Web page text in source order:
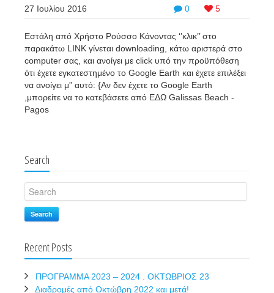
0 5
27 Ιουλίου 2016
Εστάλη από Χρήστο Ρούσσο Κάνοντας ‘’κλικ’’ στο
παρακάτω LINK γίνεται downloading, κάτω αριστερά στο
computer σας, και ανοίγει με click υπό την προϋπόθεση
ότι έχετε εγκατεστημένο το Google Earth και έχετε επιλέξει
να ανοίγει μ” αυτό: {Αν δεν έχετε το Google Earth
,μπορείτε να το κατεβάσετε από ΕΔΩ Galissas Beach -
Pagos
Search
Search
Recent Posts
ΠΡΟΓΡΑΜΜΑ 2023 – 2024 . ΟΚΤΩΒΡΙΟΣ 23
Διαδρομές από Οκτώβρη 2022 και μετά!